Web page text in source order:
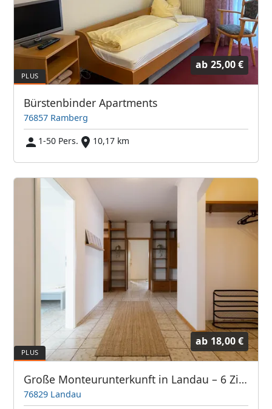
ab 25,00 €
Bürstenbinder Apartments
76857 Ramberg
1-50 Pers.
10,17 km
ab 18,00 €
Große Monteurunterkunft in Landau – 6 Zimmer, neue Ausstattung
76829 Landau